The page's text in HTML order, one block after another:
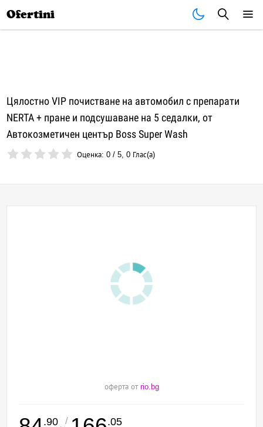
Ofertini
Цялостно VIP почистване на автомобил с препарати
NERTA + пране и подсушаване на 5 седалки, от
Автокозметичен център Boss Super Wash
Оценка:0 /5,0 Глас(а)
оферта от rio.bg
.90 / .05